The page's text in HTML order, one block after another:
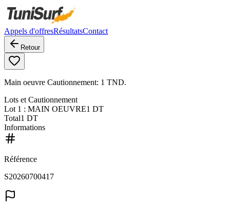
Appels d'offresRésultatsContact
Retour
Main oeuvre Cautionnement: 1 TND.
Lots et Cautionnement
Lot 1 : MAIN OEUVRE1 DT
Total1 DT
Informations
Référence
S20260700417